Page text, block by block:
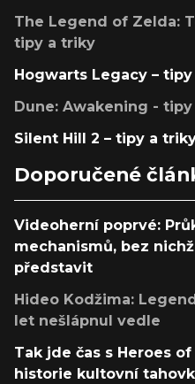
The Legend of Zelda:
tipy a triky
Hogwarts Legacy –
Dune: Awakening -
Silent Hill 2 – tipy a
Doporučené
Videoherní poprvé:
mechanismů, bez
představit
Hideo Kodžima:
let nešlápnul vedle
Tak jde čas s Heroes
historie kultovní